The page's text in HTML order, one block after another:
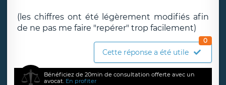
(les chiffres ont été légèrement modifiés afin
de ne pas me faire "repérer" trop facilement)
Cette réponse a été utile
0
Bénéficiez de 20min de consultation offerte avec un
avocat. En profiter